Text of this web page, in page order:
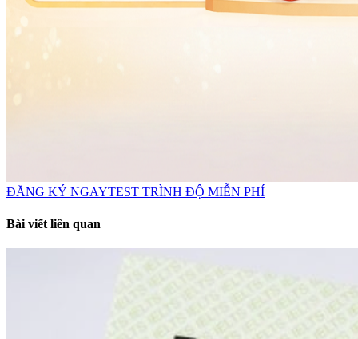
ĐĂNG KÝ NGAYTEST TRÌNH ĐỘ MIỄN PHÍ
Bài viết liên quan